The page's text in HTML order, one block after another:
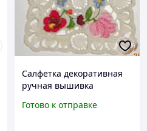
Салфетка декоративная
ручная вышивка
Готово к отправке